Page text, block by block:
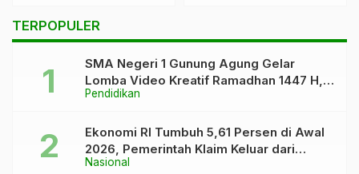
TERPOPULER
Pendidikan
SMA Negeri 1 Gunung Agung Gelar
Lomba Video Kreatif Ramadhan 1447 H,
Asah Bakat dan Pererat Kebersamaan
Nasional
Ekonomi RI Tumbuh 5,61 Persen di Awal
2026, Pemerintah Klaim Keluar dari
“Kutukan” 5 Persen